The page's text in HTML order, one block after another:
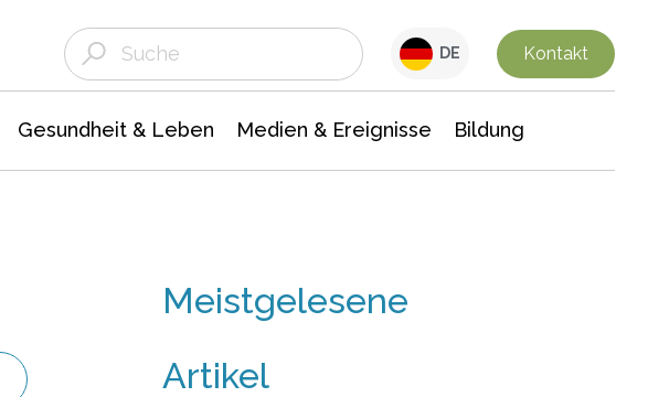
DE Kontakt
Gesundheit & Leben Medien & Ereignisse Bildung
Meistgelesene
Artikel